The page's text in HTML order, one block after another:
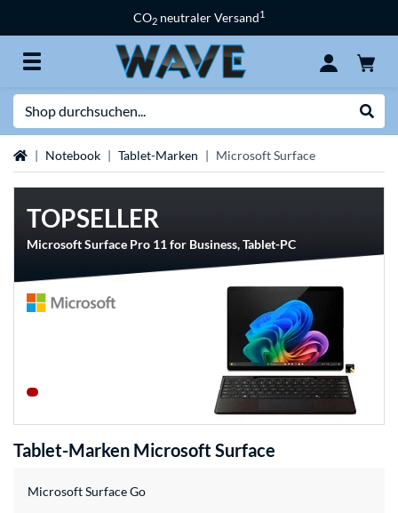
CO2 neutraler Versand1
StartseiteNotebook Tablet-Marken Microsoft Surface
TOPSELLER
Microsoft Surface Pro 11 for Business, Tablet-PC
Tablet-Marken Microsoft Surface
Microsoft Surface Go